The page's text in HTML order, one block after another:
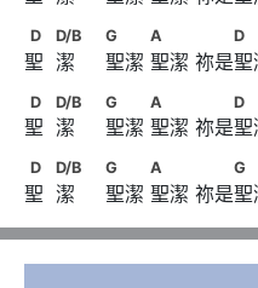
D
D　            D/B　
D
D D/B G A D
聖  潔     聖潔 聖潔 祢是
D　            D/B　
D
D D/B G A D
聖  潔     聖潔 聖潔 祢是
D　            D/B　
G　　A
D D/B G A G
聖  潔     聖潔 聖潔 祢是